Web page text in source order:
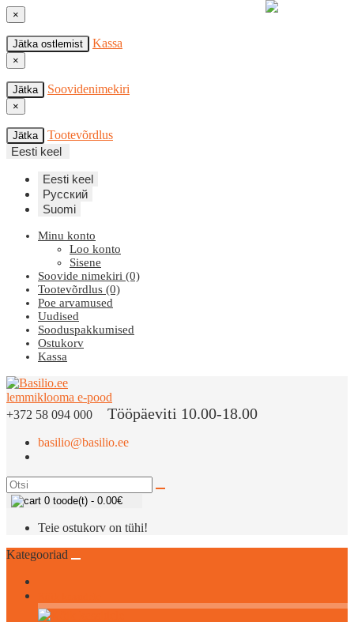
×
Jätka ostlemist Kassa
×
Jätka Soovidenimekiri
×
Jätka
Tootevõrdlus
Eesti keel
Eesti keel
Русский
Suomi
Minu konto
Loo konto
Sisene
Soovide nimekiri (0)
Tootevõrdlus (0)
Poe arvamused
Uudised
Sooduspakkumised
Ostukorv
Kassa
+372 58 094 000 Tööpäeviti 10.00-18.00
basilio@basilio.ee
0 toode(t) - 0.00€
Teie ostukorv on tühi!
Kategooriad